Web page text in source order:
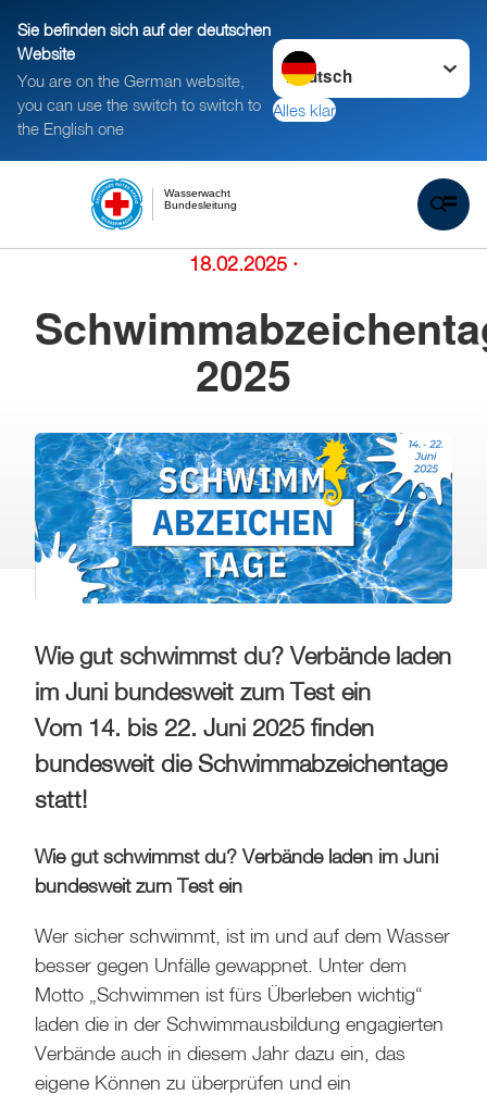
Sie befinden sich auf der deutschen
Website
You are on the German website,
you can use the switch to switch to
the English one
Sprache wechseln zu
Alles klar
Bundesleitung
Wasserwacht
18.02.2025 ·
2025
Wie gut schwimmst du? Verbände laden
im Juni bundesweit zum Test ein
Vom 14. bis 22. Juni 2025 finden
bundesweit die Schwimmabzeichentage
statt!
Wie gut schwimmst du? Verbände laden im Juni
bundesweit zum Test ein
Wer sicher schwimmt, ist im und auf dem Wasser
besser gegen Unfälle gewappnet. Unter dem
Motto „Schwimmen ist fürs Überleben wichtig“
laden die in der Schwimmausbildung engagierten
Verbände auch in diesem Jahr dazu ein, das
eigene Können zu überprüfen und ein